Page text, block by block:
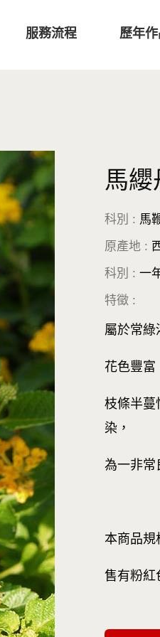
服務流程 歷年
馬纓
科別 : 馬
原產地 :
科別 : 一
特徵 :
屬於常綠
花色豐富
枝條半蔓
染，
為一非常
本商品規
售有粉紅